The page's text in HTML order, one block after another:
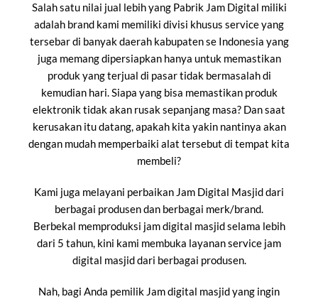
Salah satu nilai jual lebih yang Pabrik Jam Digital miliki
adalah brand kami memiliki divisi khusus service yang
tersebar di banyak daerah kabupaten se Indonesia yang
juga memang dipersiapkan hanya untuk memastikan
produk yang terjual di pasar tidak bermasalah di
kemudian hari. Siapa yang bisa memastikan produk
elektronik tidak akan rusak sepanjang masa? Dan saat
kerusakan itu datang, apakah kita yakin nantinya akan
dengan mudah memperbaiki alat tersebut di tempat kita
membeli?
Kami juga melayani perbaikan Jam Digital Masjid dari
berbagai produsen dan berbagai merk/brand.
Berbekal memproduksi jam digital masjid selama lebih
dari 5 tahun, kini kami membuka layanan service jam
digital masjid dari berbagai produsen.
Nah, bagi Anda pemilik Jam digital masjid yang ingin